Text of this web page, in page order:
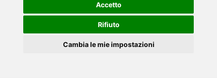
Accetto
Rifiuto
Cambia le mie impostazioni